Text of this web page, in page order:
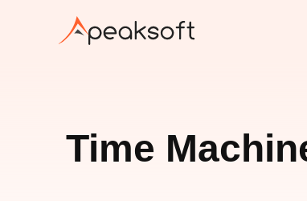
Time